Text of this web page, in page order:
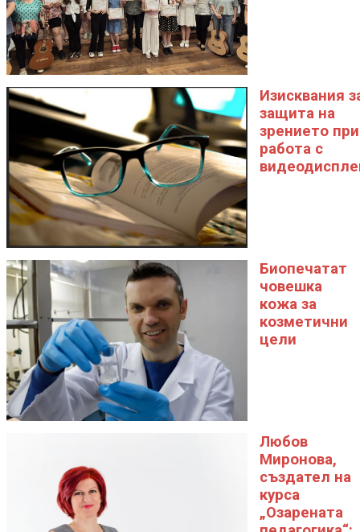
Изисквания
защита на
зрението при
работа с
Биопечатат
човешка
кожа за
козметични
цели
Любов
Миронова,
създател на
курса
„Озарената